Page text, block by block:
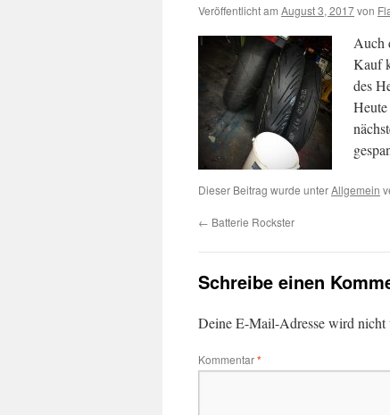
Veröffentlicht am August 3, 2017von
Auch
Kauf
des
Dieser Beitrag wurde unterAllgemein
← Batterie Rockster
Schreibe einen
Deine E-Mail-Adresse wird nicht
Kommentar*